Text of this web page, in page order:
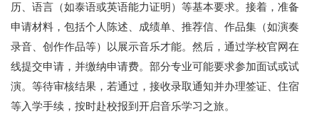
历、语言（如泰语或英语能力证明）等基本要求。接着，准备
申请材料，包括个人陈述、成绩单、推荐信、作品集（如演奏
录音、创作作品等）以展示音乐才能。然后，通过学校官网在
线提交申请，并缴纳申请费。部分专业可能要求参加面试或试
演。等待审核结果，若通过，接收录取通知并办理签证、住宿
等入学手续，按时赴校报到开启音乐学习之旅。